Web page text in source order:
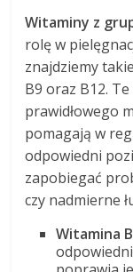
Witaminy z
rolę w
znajdziemy
B9 oraz B12.
prawidłowego
pomagają w
odpowiedni
zapobiegać
czy nadmierne
Witamina